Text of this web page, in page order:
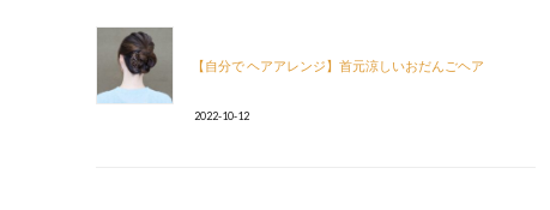
【自分で ヘアアレンジ】首元涼しいおだんごヘア
2022-10-12